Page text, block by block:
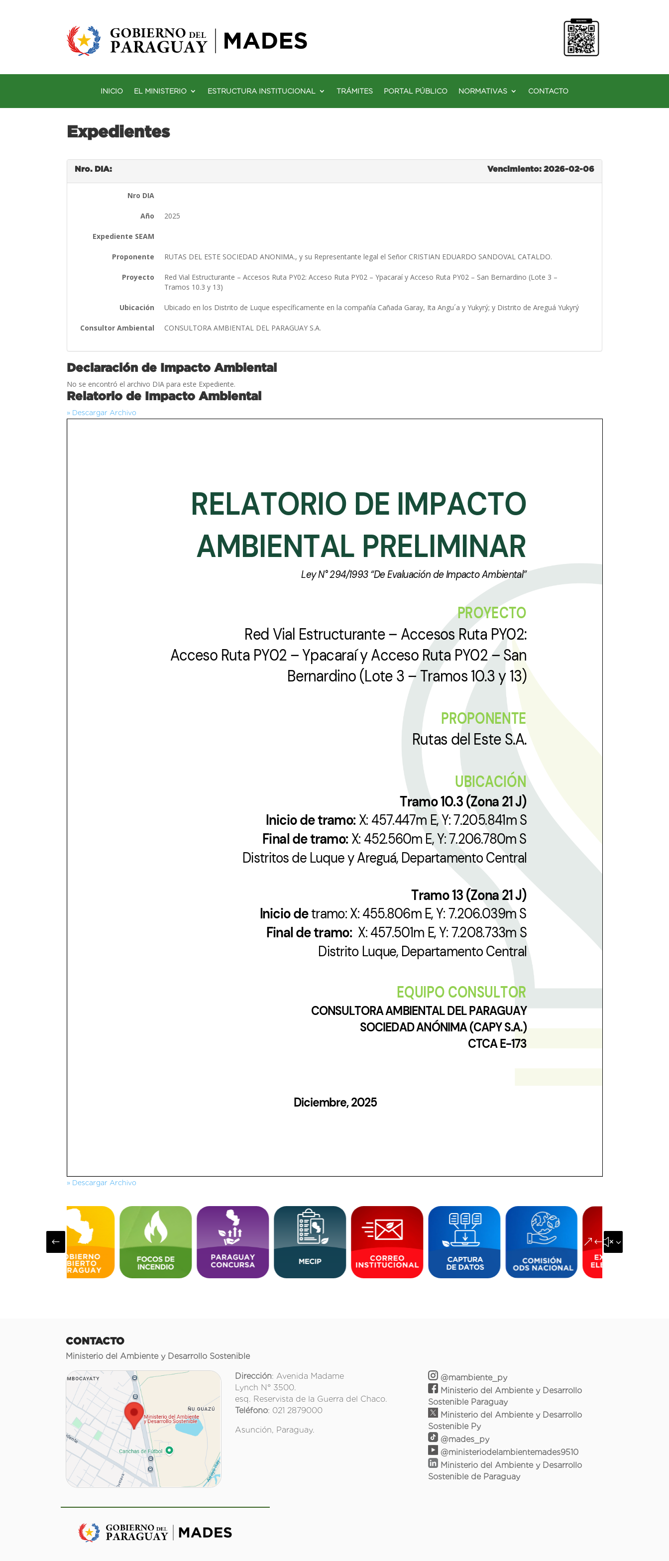
INICIO EL MINISTERIO ESTRUCTURA INSTITUCIONAL TRÁMITES PORTAL PÚBLICO NORMATIVAS CONTACTO
Expedientes
Nro. DIA: Vencimiento: 2026-02-06
Nro DIA
Año 2025
Expediente SEAM
Proponente RUTAS DEL ESTE SOCIEDAD ANONIMA., y su Representante legal el Señor CRISTIAN EDUARDO SANDOVAL CATALDO.
Proyecto
Red Vial Estructurante – Accesos Ruta PY02: Acceso Ruta PY02 – Ypacaraí y Acceso Ruta PY02 – San Bernardino (Lote 3 –
Tramos 10.3 y 13)
Ubicación Ubicado en los Distrito de Luque específicamente en la compañía Cañada Garay, Ita Angu´a y Yukyrý; y Distrito de Areguá Yukyrý
Consultor Ambiental CONSULTORA AMBIENTAL DEL PARAGUAY S.A.
Declaración de Impacto Ambiental
No se encontró el archivo DIA para este Expediente.
Relatorio de Impacto Ambiental
» Descargar Archivo
» Descargar Archivo
# &#x35;
CONTACTO
Ministerio del Ambiente y Desarrollo Sostenible
Dirección: Avenida Madame
Lynch N° 3500.
esq. Reservista de la Guerra del Chaco.
Teléfono: 021 2879000
Asunción, Paraguay.
@mambiente_py
Ministerio del Ambiente y Desarrollo
Sostenible Paraguay
Ministerio del Ambiente y Desarrollo
Sostenible Py
@mades_py
@ministeriodelambientemades9510
Ministerio del Ambiente y Desarrollo
Sostenible de Paraguay